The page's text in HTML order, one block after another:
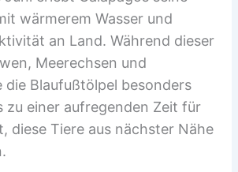
wärmerem Wasser und
an Land. Während dieser
Meerechsen und
die Blaufußtölpel besonders
zu einer aufregenden Zeit für
diese Tiere aus nächster Nähe